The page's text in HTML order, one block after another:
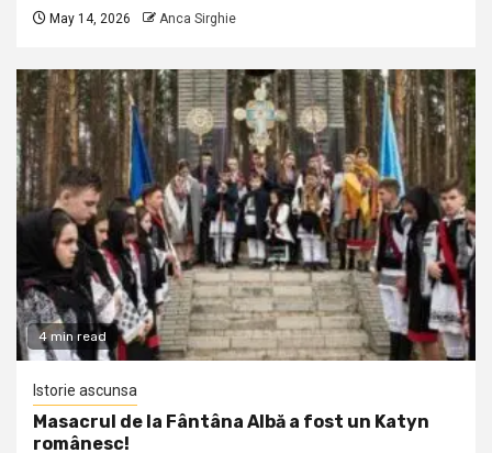
May 14, 2026 Anca Sirghie
4 min read
Istorie ascunsa
Masacrul de la Fântâna Albă a fost un Katyn
românesc!